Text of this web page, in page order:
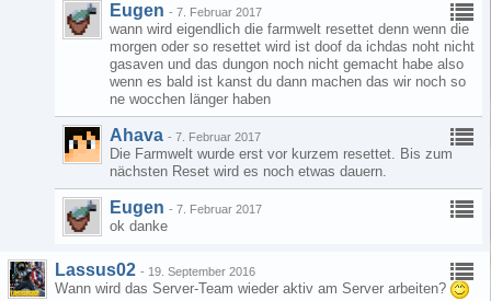
Eugen - 7. Februar 2017
wann wird eigendlich die farmwelt resettet denn wenn die
morgen oder so resettet wird ist doof da ichdas noht nicht
gasaven und das dungon noch nicht gemacht habe also
wenn es bald ist kanst du dann machen das wir noch so
ne wocchen länger haben
Ahava - 7. Februar 2017
Die Farmwelt wurde erst vor kurzem resettet. Bis zum
nächsten Reset wird es noch etwas dauern.
Eugen - 7. Februar 2017
ok danke
Lassus02 - 19. September 2016
Wann wird das Server-Team wieder aktiv am Server arbeiten?